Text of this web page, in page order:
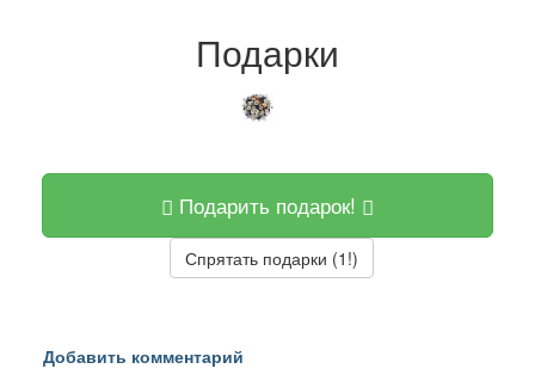
Подарки
Подарить подарок!
Спрятать подарки (1!)
Добавить комментарий